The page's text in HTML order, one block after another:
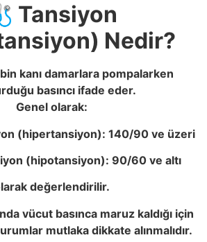
Tansiyon
Nedir?
kanı damarlara pompalarken
basıncı ifade eder.
Genel olarak:
(hipertansiyon): 140/90 ve üzeri
(hipotansiyon): 90/60 ve altı
değerlendirilir.
vücut basınca maruz kaldığı için
mutlaka dikkate alınmalıdır.